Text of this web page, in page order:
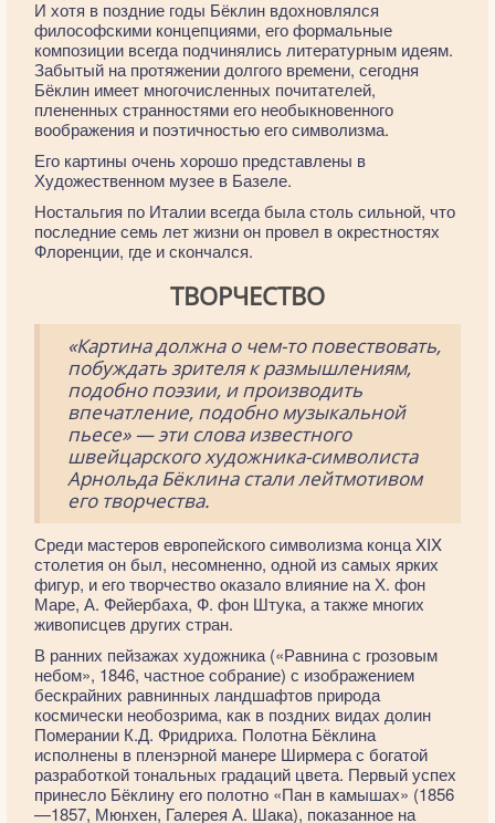
И хотя в поздние годы Бёклин вдохновлялся
философскими концепциями, его формальные
композиции всегда подчинялись литературным идеям.
Забытый на протяжении долгого времени, сегодня
Бёклин имеет многочисленных почитателей,
плененных странностями его необыкновенного
воображения и поэтичностью его символизма.
Его картины очень хорошо представлены в
Художественном музее в Базеле.
Ностальгия по Италии всегда была столь сильной, что
последние семь лет жизни он провел в окрестностях
Флоренции, где и скончался.
ТВОРЧЕСТВО
«Картина должна о чем-то повествовать,
побуждать зрителя к размышлениям,
подобно поэзии, и производить
впечатление, подобно музыкальной
пьесе» — эти слова известного
швейцарского художника-символиста
Арнольда Бёклина стали лейтмотивом
его творчества.
Среди мастеров европейского символизма конца XIX
столетия он был, несомненно, одной из самых ярких
фигур, и его творчество оказало влияние на Х. фон
Маре, А. Фейербаха, Ф. фон Штука, а также многих
живописцев других стран.
В ранних пейзажах художника («Равнина с грозовым
небом», 1846, частное собрание) с изображением
бескрайних равнинных ландшафтов природа
космически необозрима, как в поздних видах долин
Померании К.Д. Фридриха. Полотна Бёклина
исполнены в пленэрной манере Ширмера с богатой
разработкой тональных градаций цвета. Первый успех
принесло Бёклину его полотно «Пан в камышах» (1856
—1857, Мюнхен, Галерея А. Шака), показанное на